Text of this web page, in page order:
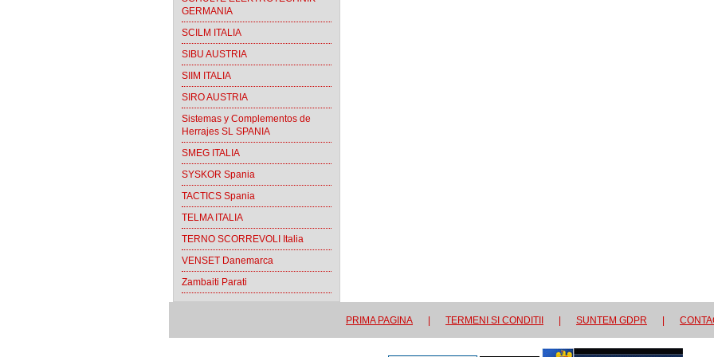
GERMANIA
SCILM ITALIA
SIBU AUSTRIA
SIIM ITALIA
SIRO AUSTRIA
Sistemas y Complementos de
Herrajes SL SPANIA
SMEG ITALIA
SYSKOR Spania
TACTICS Spania
TELMA ITALIA
TERNO SCORREVOLI Italia
VENSET Danemarca
Zambaiti Parati
PRIMA PAGINA TERMENI SI CONDITII SUNTEM GDPR